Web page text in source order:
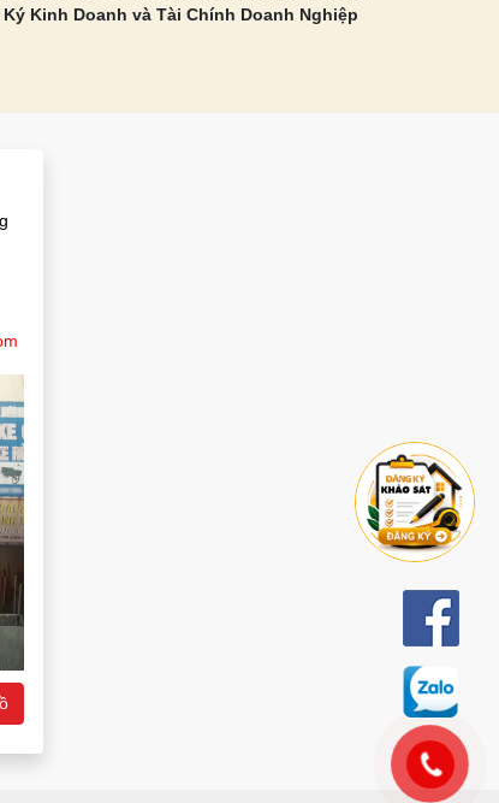
Kinh Doanh và Tài Chính Doanh Nghiệp